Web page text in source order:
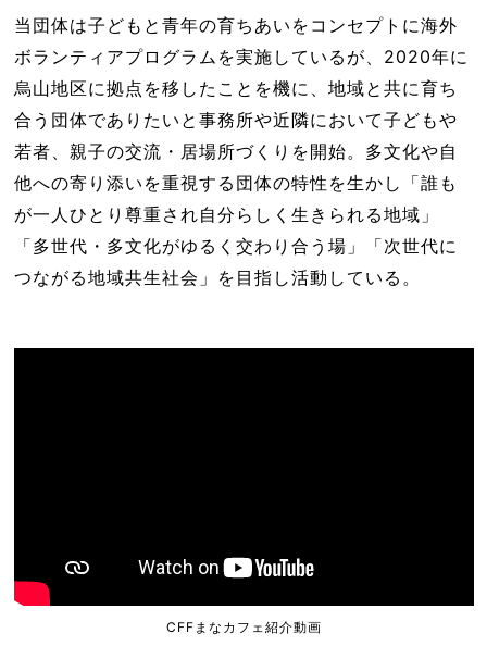
当団体は子どもと青年の育ちあいをコンセプトに海外
ボランティアプログラムを実施しているが、2020年に
烏山地区に拠点を移したことを機に、地域と共に育ち
合う団体でありたいと事務所や近隣において子どもや
若者、親子の交流・居場所づくりを開始。多文化や自
他への寄り添いを重視する団体の特性を生かし「誰も
が一人ひとり尊重され自分らしく生きられる地域」
「多世代・多文化がゆるく交わり合う場」「次世代に
つながる地域共生社会」を目指し活動している。
CFFまなカフェ紹介動画